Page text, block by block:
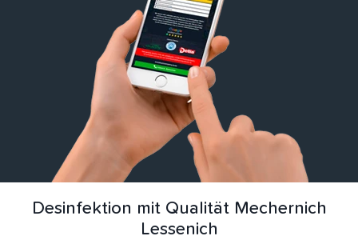
Desinfektion mit Qualität Mechernich
Lessenich